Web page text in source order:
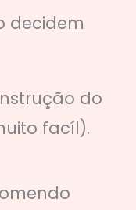
decidem
do
facíl).